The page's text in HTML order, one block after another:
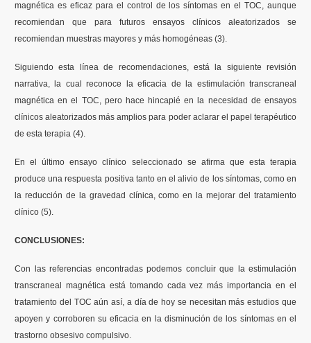
magnética es eficaz para el control de los síntomas en el TOC, aunque
recomiendan que para futuros ensayos clínicos aleatorizados se
recomiendan muestras mayores y más homogéneas (3).
Siguiendo esta línea de recomendaciones, está la siguiente revisión
narrativa, la cual reconoce la eficacia de la estimulación transcraneal
magnética en el TOC, pero hace hincapié en la necesidad de ensayos
clínicos aleatorizados más amplios para poder aclarar el papel terapéutico
de esta terapia (4).
En el último ensayo clínico seleccionado se afirma que esta terapia
produce una respuesta positiva tanto en el alivio de los síntomas, como en
la reducción de la gravedad clínica, como en la mejorar del tratamiento
clínico (5).
CONCLUSIONES:
Con las referencias encontradas podemos concluir que la estimulación
transcraneal magnética está tomando cada vez más importancia en el
tratamiento del TOC aún así, a día de hoy se necesitan más estudios que
apoyen y corroboren su eficacia en la disminución de los síntomas en el
trastorno obsesivo compulsivo.